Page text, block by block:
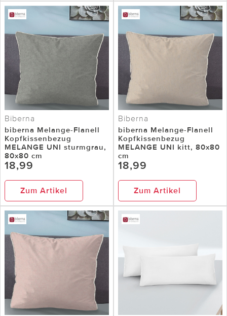
Biberna
biberna Melange-Flanell
Kopfkissenbezug
MELANGE UNI sturmgrau,
80x80 cm
18,99
Zum Artikel
Biberna
biberna Melange-Flanell
Kopfkissenbezug
MELANGE UNI kitt, 80x80
cm
18,99
Zum Artikel